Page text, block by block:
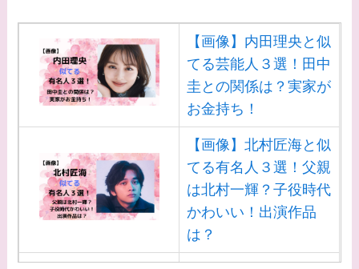
【画像】内田理央と似
てる芸能人３選！田中
圭との関係は？実家が
お金持ち！
【画像】北村匠海と似
てる有名人３選！父親
は北村一輝？子役時代
かわいい！出演作品
は？